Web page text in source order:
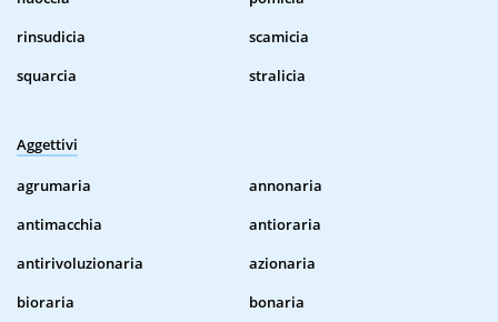
rinsudicia
scamicia
squarcia
stralicia
Aggettivi
agrumaria
annonaria
antimacchia
antioraria
antirivoluzionaria
azionaria
bioraria
bonaria